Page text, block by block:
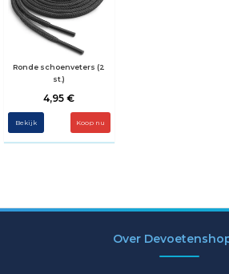
Ronde schoenveters (2
st.)
4,95 €
Bekijk Koop nu
Over